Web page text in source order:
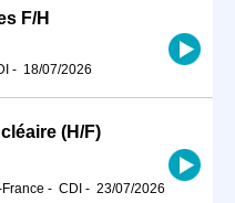
F/H
- 18/07/2026
(H/F)
- CDI - 23/07/2026